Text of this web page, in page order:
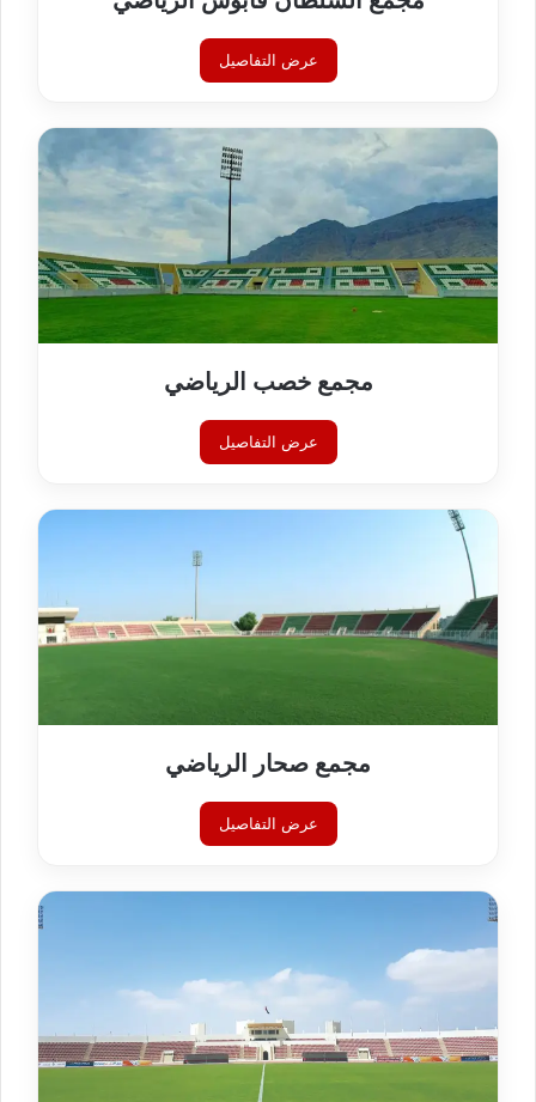
عرض التفاصيل
مجمع خصب الرياضي
عرض التفاصيل
مجمع صحار الرياضي
عرض التفاصيل